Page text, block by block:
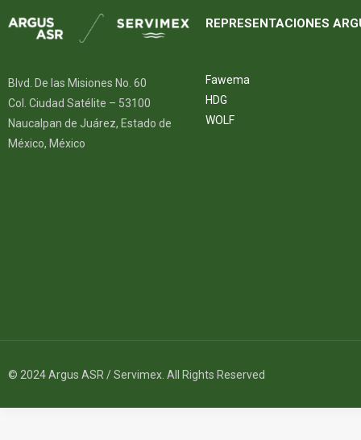
Blvd. De las Misiones No. 60
Col. Ciudad Satélite – 53100
Naucalpan de Juárez, Estado de
México, México
REPRESENTACIONES
Fawema
HDG
WOLF
© 2024 Argus ASR / Servimex. All Rights Reserved